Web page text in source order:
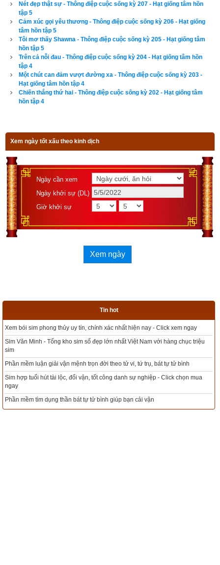
ngày theo Ngọc hạp thông thư, xem ngày theo nhị thập bát tú
mà còn có nhiều tính năng nâng cao khác như xem ngày
xung khắc với tuổi
theo Lục Diệu
trực), Bành Tổ kỵ nhật, xem ngày xuất hành theo Khổng Minh
chọn hướng tốt xuất hành, xem giờ tốt theo Lý Thuần Phong
Quỷ Cốc Tử, xem ngày tốt xấu theo dân gian…nên vinh dự
được độc giả bình chọn là phần mềm lịch vạn niên số 1 hiện
chính xác và chi tiết từng mục giúp độc giả dễ dàng lựa chọn
được ngày tốt, giờ đẹp để khởi sự công việc. Hãy thử một lần
để cảm nhận sự khác biệt so với các phần mềm lịch vạn sự
khác.
Lịch vạn niên - Chọn giờ tốt ngày đẹp
Xem ngày
Tác giả bài viết:Thầy Uri – Tổng biên tập chuyên mục giác ngộ
Nét đẹp thật sự - Thông điệp cuộc sống kỳ 207 - Hạt giống tâm hồn
tập 5
Cảm xúc gọi yêu thương - Thông điệp cuộc sống kỳ 206 - Hạt giống
tâm hồn tập 5
Tôi mơ thấy Shawna - Thông điệp cuộc sống kỳ 205 - Hạt giống tâm
hồn tập 5
Trên cả nỗi đau - Thông điệp cuộc sống kỳ 204 - Hạt giống tâm hồn
tập 4
Một chút can đảm vượt đường xa - Thông điệp cuộc sống kỳ 203 -
Hạt giống tâm hồn tập 4
Chiến thắng thứ hai - Thông điệp cuộc sống kỳ 202 - Hạt giống tâm
hồn tập 4
Xem ngày tốt xấu theo kinh dịch
Ngày cần xem
Ngày khởi sự (DL)
Giờ khởi sự
Xem ngày
Tin hot
Tổng kho sim phong thủy - Sim hợp tuổi - Sim hợp mệnh giá rẻ nhất thị
Xem bói sim phong thủy theo khoa học tử vi, tứ trụ chính xác nhất
Mua sim Thần tài, Thần tài theo bạn! Giao sim miễn phí
Xem ngày đẹp - chọn ngày tốt khởi sự theo kinh dịch chính xác nhất
Tổng Kho Sim Năm sinh 0x - 9x - 8x -7x -6x giá rẻ nhất thị trường - Click xem